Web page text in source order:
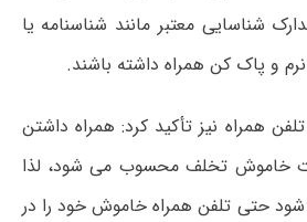
شناسایی معتبر مانند شناسنامه یا
و پاک کن همراه داشته باشند.
همراه نیز تأکید کرد: همراه داشتن
خاموش تخلف محسوب می شود، لذا
حتی تلفن همراه خاموش خود را در